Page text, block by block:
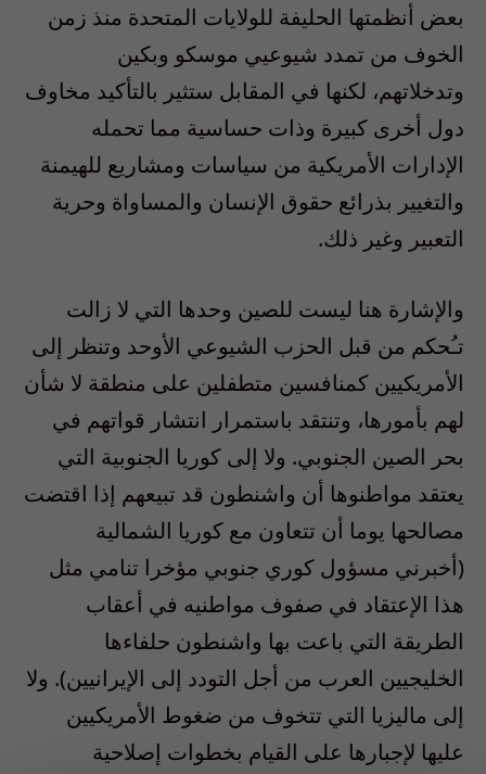
بعض أنظمتها الحليفة للولايات المتحدة منذ زمن
الخوف من تمدد شيوعيي موسكو وبكين
وتدخلاتهم، لكنها في المقابل ستثير بالتأكيد مخاوف
دول أخرى كبيرة وذات حساسية مما تحمله
الإدارات الأمريكية من سياسات ومشاريع للهيمنة
والتغيير بذرائع حقوق الإنسان والمساواة وحرية
التعبير وغير ذلك.
والإشارة هنا ليست للصين وحدها التي لا زالت
تـُحكم من قبل الحزب الشيوعي الأوحد وتنظر إلى
الأمريكيين كمنافسين متطفلين على منطقة لا شأن
لهم بأمورها، وتنتقد باستمرار انتشار قواتهم في
بحر الصين الجنوبي. ولا إلى كوريا الجنوبية التي
يعتقد مواطنوها أن واشنطون قد تبيعهم إذا اقتضت
مصالحها يوما أن تتعاون مع كوريا الشمالية
(أخبرني مسؤول كوري جنوبي مؤخرا تنامي مثل
هذا الإعتقاد في صفوف مواطنيه في أعقاب
الطريقة التي باعت بها واشنطون حلفاءها
الخليجيين العرب من أجل التودد إلى الإيرانيين). ولا
إلى ماليزيا التي تتخوف من ضغوط الأمريكيين
عليها لإجبارها على القيام بخطوات إصلاحية